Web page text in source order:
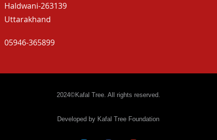
Haldwani-263139
Uttarakhand
05946-365899
2024©Kafal Tree. All rights reserved.
Developed by Kafal Tree Foundation